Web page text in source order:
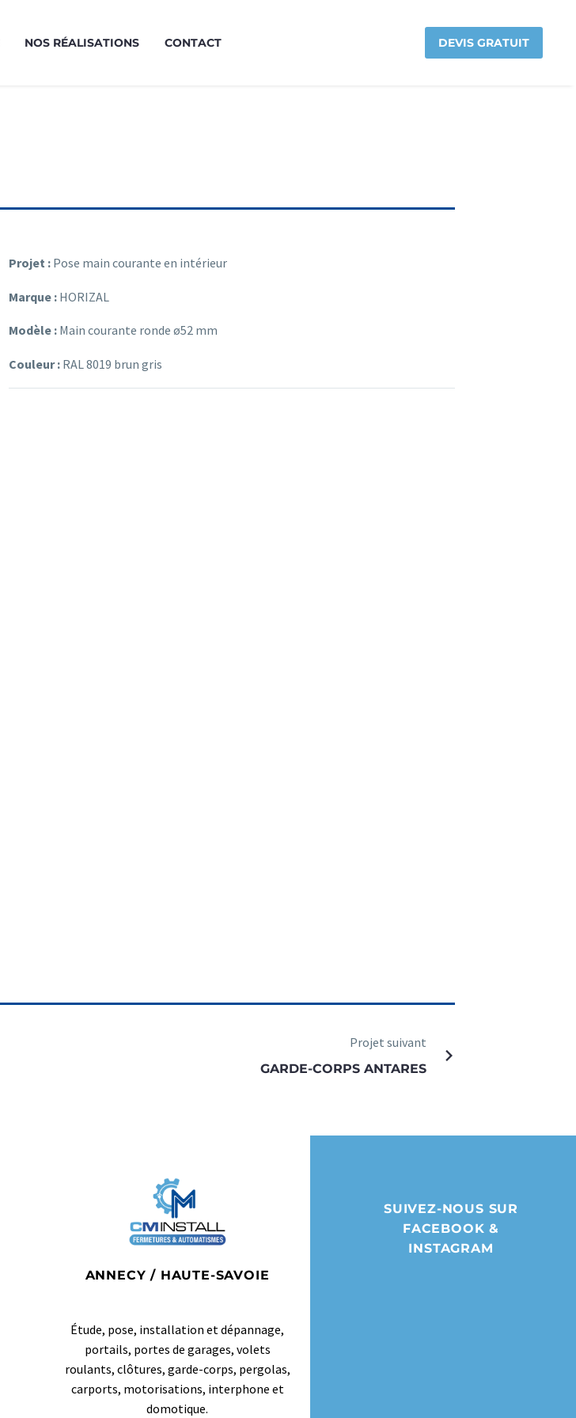
NOS RÉALISATIONS CONTACT DEVIS GRATUIT
Projet : Pose main courante en intérieur
Marque : HORIZAL
Modèle : Main courante ronde ø52 mm
Couleur : RAL 8019 brun gris
Projet suivant
GARDE-CORPS ANTARES
ANNECY / HAUTE-SAVOIE
Étude, pose, installation et dépannage,
portails, portes de garages, volets
roulants, clôtures, garde-corps, pergolas,
carports, motorisations, interphone et
domotique.
SUIVEZ-NOUS SUR
FACEBOOK &
INSTAGRAM